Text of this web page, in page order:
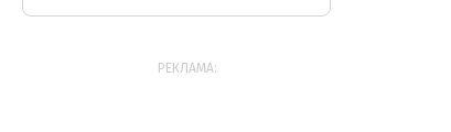
РЕКЛАМА: